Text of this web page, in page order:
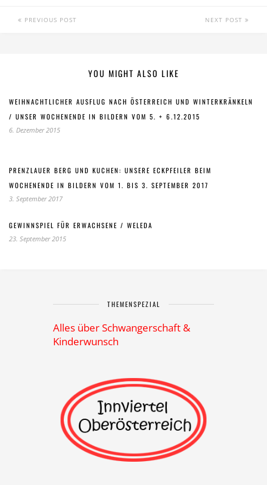
PREVIOUS POST NEXT POST
YOU MIGHT ALSO LIKE
WEIHNACHTLICHER AUSFLUG NACH ÖSTERREICH UND WINTERKRÄNKELN
/ UNSER WOCHENENDE IN BILDERN VOM 5. + 6.12.2015
6. Dezember 2015
PRENZLAUER BERG UND KUCHEN: UNSERE ECKPFEILER BEIM
WOCHENENDE IN BILDERN VOM 1. BIS 3. SEPTEMBER 2017
3. September 2017
GEWINNSPIEL FÜR ERWACHSENE / WELEDA
23. September 2015
THEMENSPEZIAL
Alles über Schwangerschaft &
Kinderwunsch